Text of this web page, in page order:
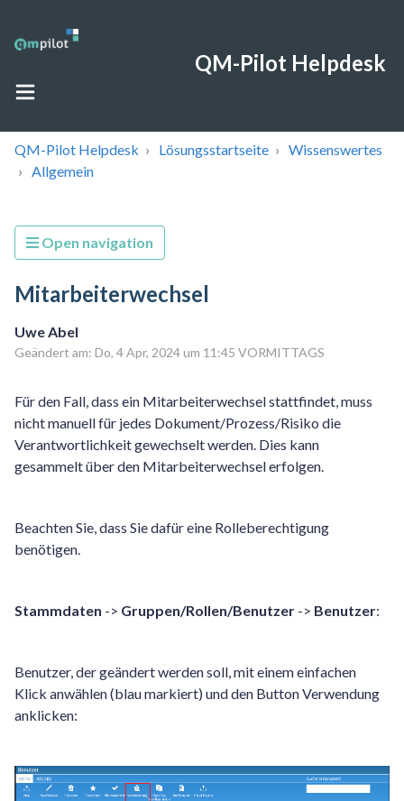
QM-Pilot Helpdesk
QM-Pilot Helpdesk Lösungsstartseite
Wissenswertes
Allgemein
Open navigation
Mitarbeiterwechsel
Uwe Abel
Geändert am: Do, 4 Apr, 2024 um 11:45 VORMITTAGS
Für den Fall, dass ein Mitarbeiterwechsel stattfindet, muss
nicht manuell für jedes Dokument/Prozess/Risiko die
Verantwortlichkeit gewechselt werden. Dies kann
gesammelt über den Mitarbeiterwechsel erfolgen.
Beachten Sie, dass Sie dafür eine Rolleberechtigung
benötigen.
Stammdaten -> Gruppen/Rollen/Benutzer -> Benutzer:
Benutzer, der geändert werden soll, mit einem einfachen
Klick anwählen (blau markiert) und den Button Verwendung
anklicken: